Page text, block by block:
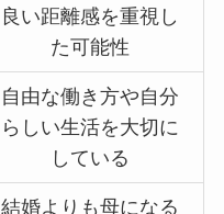
良い距離感を重視し
た可能性
自由な働き方や自分
らしい生活を大切に
している
結婚よりも母になる